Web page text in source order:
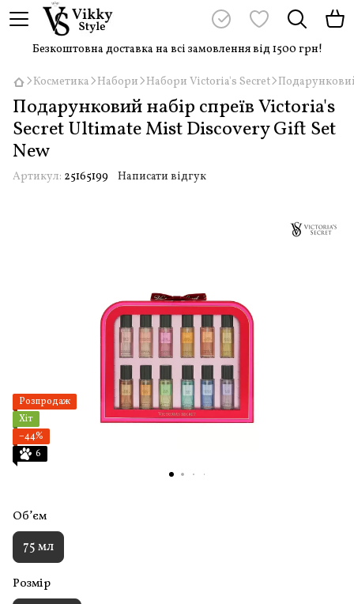
Безкоштовна доставка на всі замовлення від 1500 грн!
Косметика Набори Набори Victoria's Secret
Подарунковий набір спреїв Victoria's
Secret Ultimate Mist Discovery Gift Set
New
Артикул: 25165199 Написати відгук
Розпродаж
Хіт
−44%
6
Обʼєм
75 мл
Розмір